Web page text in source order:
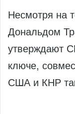
Несмотря на
Дональдом
утверждают
ключе,
США и КНР